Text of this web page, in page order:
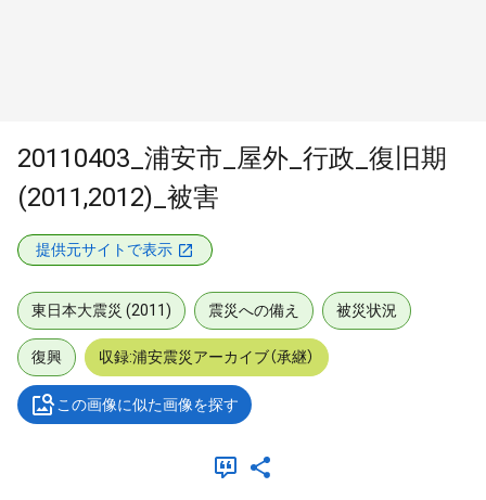
20110403_浦安市_屋外_行政_復旧期
(2011,2012)_被害
提供元サイトで表示
東日本大震災 (2011) 震災への備え 被災状況
復興 収録:浦安震災アーカイブ（承継）
この画像に似た画像を探す